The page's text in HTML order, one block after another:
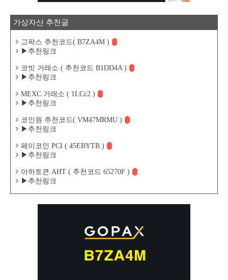
가상자산 추천글
고팍스 추천코드( B7ZA4M )
▶추천링크
코빗 거래소 ( 추천코드 B1DD4A )
▶추천링크
MEXC 거래소 ( 1LCc2 )
▶추천링크
코인원 추천코드( VM47MRMU )
▶추천링크
페이코인 PCI ( 45EBYTB )
▶추천링크
아하토큰 AHT ( 추천코드 65270F )
▶추천링크